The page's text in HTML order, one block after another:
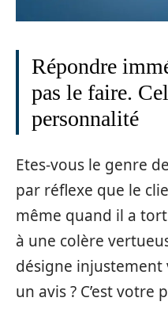
Répondre
pas le faire.
personnalité
Etes-vous le genre
par réflexe que le
même quand il a
à une colère
désigne
un avis ? C’est votre